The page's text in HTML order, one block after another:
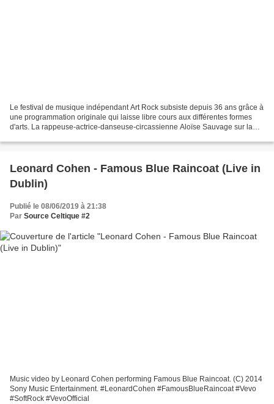
Le festival de musique indépendant Art Rock subsiste depuis 36 ans grâce à
une programmation originale qui laisse libre cours aux différentes formes
d'arts. La rappeuse-actrice-danseuse-circassienne Aloïse Sauvage sur la
Leonard Cohen - Famous Blue Raincoat (Live in
Dublin)
Publié le 08/06/2019 à 21:38
Par Source Celtique #2
Music video by Leonard Cohen performing Famous Blue Raincoat. (C) 2014
Sony Music Entertainment. #LeonardCohen #FamousBlueRaincoat #Vevo
#SoftRock #VevoOfficial